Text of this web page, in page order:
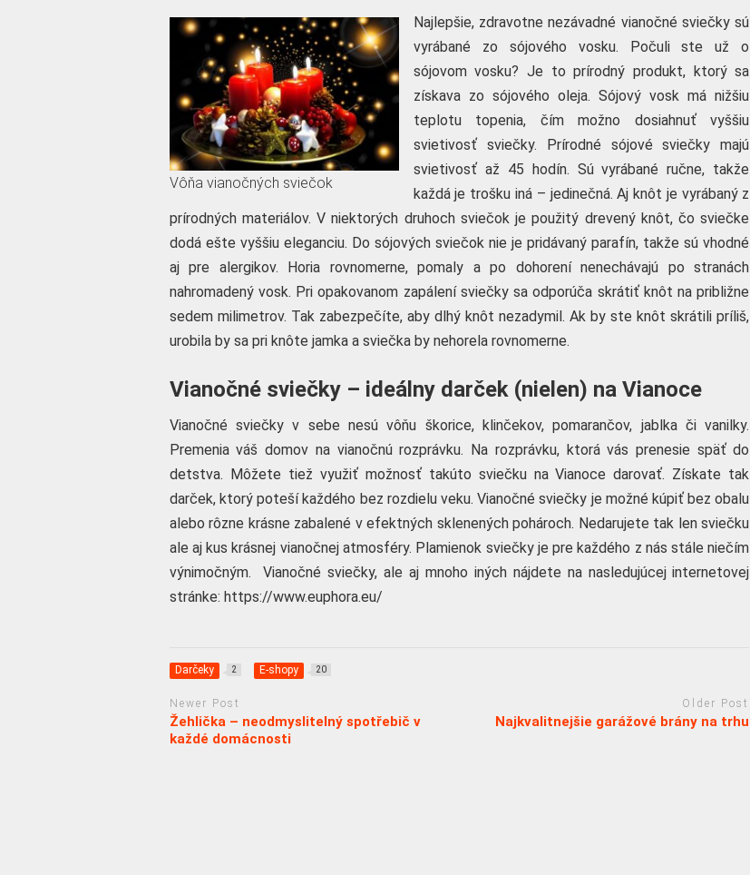
Vôňa vianočných sviečok
Najlepšie, zdravotne nezávadné vianočné sviečky sú
vyrábané zo sójového vosku. Počuli ste už o
sójovom vosku? Je to prírodný produkt, ktorý sa
získava zo sójového oleja. Sójový vosk má nižšiu
teplotu topenia, čím možno dosiahnuť vyššiu
svietivosť sviečky. Prírodné sójové sviečky majú
svietivosť až 45 hodín. Sú vyrábané ručne, takže
každá je trošku iná – jedinečná. Aj knôt je vyrábaný z
prírodných materiálov. V niektorých druhoch sviečok je použitý drevený knôt, čo sviečke
dodá ešte vyššiu eleganciu. Do sójových sviečok nie je pridávaný parafín, takže sú vhodné
aj pre alergikov. Horia rovnomerne, pomaly a po dohorení nenechávajú po stranách
nahromadený vosk. Pri opakovanom zapálení sviečky sa odporúča skrátiť knôt na približne
sedem milimetrov. Tak zabezpečíte, aby dlhý knôt nezadymil. Ak by ste knôt skrátili príliš,
urobila by sa pri knôte jamka a sviečka by nehorela rovnomerne.
Vianočné sviečky – ideálny darček (nielen) na Vianoce
Vianočné sviečky v sebe nesú vôňu škorice, klinčekov, pomarančov, jablka či vanilky.
Premenia váš domov na vianočnú rozprávku. Na rozprávku, ktorá vás prenesie späť do
detstva. Môžete tiež využiť možnosť takúto sviečku na Vianoce darovať. Získate tak
darček, ktorý poteší každého bez rozdielu veku. Vianočné sviečky je možné kúpiť bez obalu
alebo rôzne krásne zabalené v efektných sklenených pohároch. Nedarujete tak len sviečku
ale aj kus krásnej vianočnej atmosféry. Plamienok sviečky je pre každého z nás stále niečím
výnimočným. Vianočné sviečky, ale aj mnoho iných nájdete na nasledujúcej internetovej
stránke: https://www.euphora.eu/
Darčeky 2 E-shopy 20
Newer Post
Žehlička – neodmyslitelný spotřebič v
každé domácnosti
Older Post
Najkvalitnejšie garážové brány na trhu